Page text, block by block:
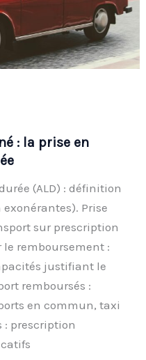
: la prise en
(ALD) : définition
Prise
sur prescription
remboursement :
justifiant le
remboursés :
en commun, taxi
: prescription